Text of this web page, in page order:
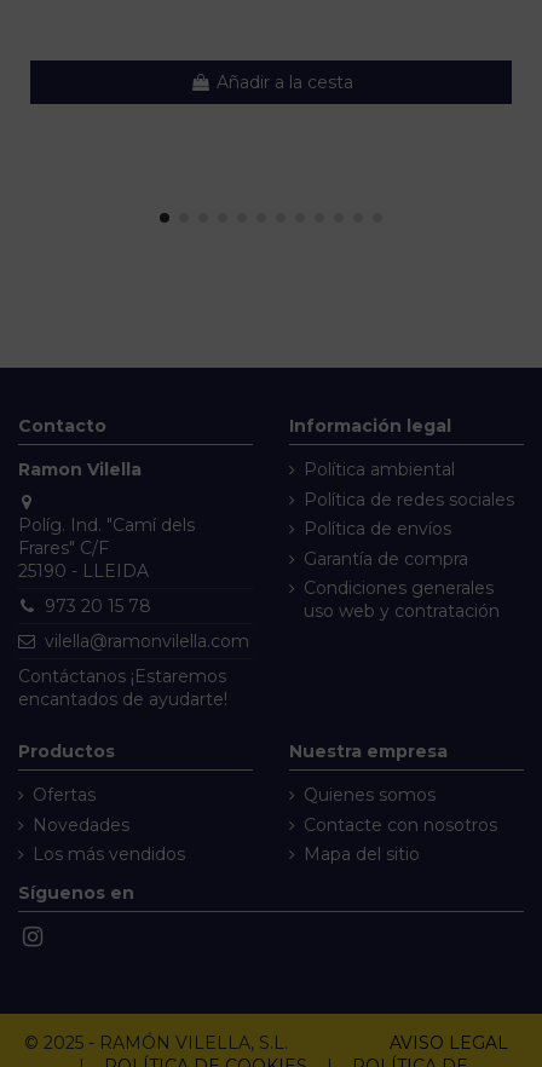
Añadir a la cesta
Contacto
Ramon Vilella
Políg. Ind. "Camí dels
Frares" C/F
25190 - LLEIDA
973 20 15 78
vilella@ramonvilella.com
Contáctanos ¡Estaremos
encantados de ayudarte!
Información legal
Política ambiental
Política de redes sociales
Política de envíos
Garantía de compra
Condiciones generales
uso web y contratación
Productos
Ofertas
Novedades
Los más vendidos
Nuestra empresa
Quienes somos
Contacte con nosotros
Mapa del sitio
Síguenos en
© 2025 - RAMÓN VILELLA, S.L. AVISO LEGAL